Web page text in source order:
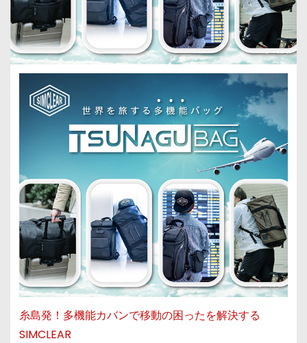
糸島発！多機能カバンで移動の困ったを解決する
SIMCLEAR